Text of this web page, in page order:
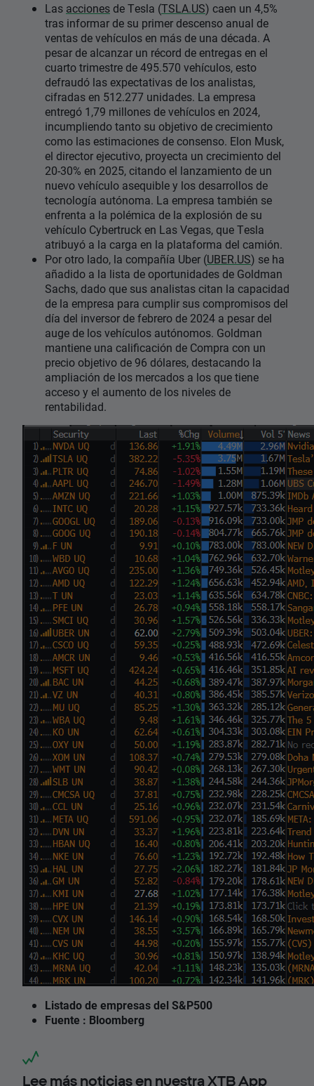
Las acciones de Tesla (TSLA.US) caen un 4,5%
tras informar de su primer descenso anual de
ventas de vehículos en más de una década. A
pesar de alcanzar un récord de entregas en el
cuarto trimestre de 495.570 vehículos, esto
defraudó las expectativas de los analistas,
cifradas en 512.277 unidades. La empresa
entregó 1,79 millones de vehículos en 2024,
incumpliendo tanto su objetivo de crecimiento
como las estimaciones de consenso. Elon Musk,
el director ejecutivo, proyecta un crecimiento del
20-30% en 2025, citando el lanzamiento de un
nuevo vehículo asequible y los desarrollos de
tecnología autónoma. La empresa también se
enfrenta a la polémica de la explosión de su
vehículo Cybertruck en Las Vegas, que Tesla
atribuyó a la carga en la plataforma del camión.
Por otro lado, la compañía Uber (UBER.US) se ha
añadido a la lista de oportunidades de Goldman
Sachs, dado que sus analistas citan la capacidad
de la empresa para cumplir sus compromisos del
día del inversor de febrero de 2024 a pesar del
auge de los vehículos autónomos. Goldman
mantiene una calificación de Compra con un
precio objetivo de 96 dólares, destacando la
ampliación de los mercados a los que tiene
acceso y el aumento de los niveles de
rentabilidad.
Listado de empresas del S&P500
Fuente : Bloomberg
Lee más noticias en nuestra XTB App